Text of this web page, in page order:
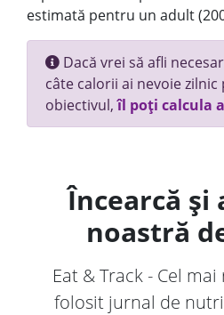
estimată pentru un adult
Dacă vrei să afli
câte calorii ai nevoie
obiectivul,îl poți calcula
Încearcă și
noastră
Eat & Track - Cel
folosit jurnal de